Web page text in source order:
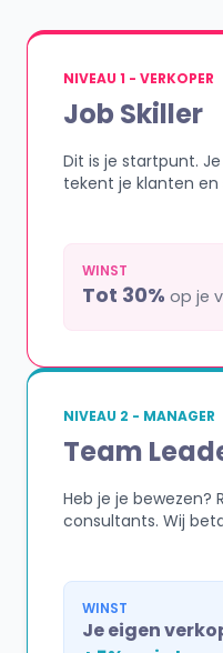
NIVEAU 1 - VERKOPER
Job Skiller
Dit is je startpunt.
tekent je klanten
WINST
Tot 30% op je
NIVEAU 2 - MANAGER
Team
Heb je je bewezen?
consultants. Wij
WINST
Je eigen